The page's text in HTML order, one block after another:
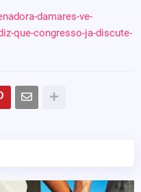
damares-ve-
que-congresso-ja-discute-